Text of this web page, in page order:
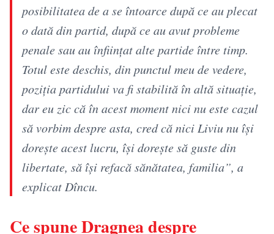
posibilitatea de a se întoarce după ce au plecat
o dată din partid, după ce au avut probleme
penale sau au înfiinţat alte partide între timp.
Totul este deschis, din punctul meu de vedere,
poziţia partidului va fi stabilită în altă situaţie,
dar eu zic că în acest moment nici nu este cazul
să vorbim despre asta, cred că nici Liviu nu îşi
doreşte acest lucru, îşi doreşte să guste din
libertate, să îşi refacă sănătatea, familia”, a
explicat Dîncu.
Ce spune Dragnea despre